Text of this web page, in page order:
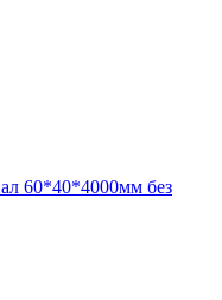
60*40*4000мм без